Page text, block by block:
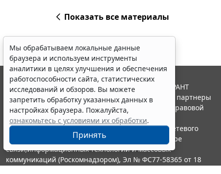
Показать все материалы
Мы обрабатываем локальные данные
браузера и используем инструменты
аналитики в целях улучшения и обеспечения
работоспособности сайта, статистических
исследований и обзоров. Вы можете
запретить обработку указанных данных в
настройках браузера. Пожалуйста,
ознакомьтесь с условиями их обработки.
Принять
© ООО "НПП "ГАРАНТ-СЕРВИС", 2026. Система ГАРАНТ
выпускается с 1990 года. Компания "Гарант" и ее партнеры
являются участниками Российской ассоциации правовой
информации ГАРАНТ.
Портал ГАРАНТ.РУ зарегистрирован в качестве сетевого
издания Федеральной службой по надзору в сфере
связи,информационных технологий и массовых
коммуникаций (Роскомнадзором), Эл № ФС77-58365 от 18